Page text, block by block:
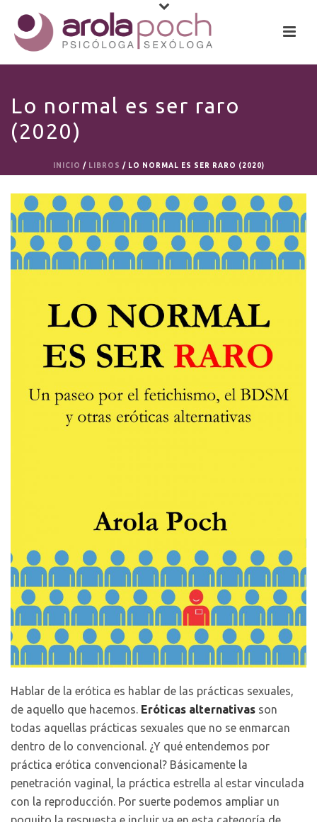
Lo normal es ser raro
(2020)
INICIO / LIBROS / LO NORMAL ES SER RARO (2020)
Hablar de la erótica es hablar de las prácticas sexuales,
de aquello que hacemos. Eróticas alternativas son
todas aquellas prácticas sexuales que no se enmarcan
dentro de lo convencional. ¿Y qué entendemos por
práctica erótica convencional? Básicamente la
penetración vaginal, la práctica estrella al estar vinculada
con la reproducción. Por suerte podemos ampliar un